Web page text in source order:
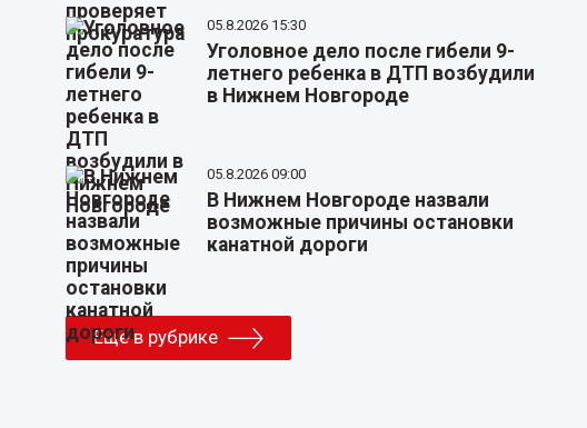
05.8.2026 15:30
Уголовное дело после гибели 9-
летнего ребенка в ДТП возбудили
в Нижнем Новгороде
05.8.2026 09:00
В Нижнем Новгороде назвали
возможные причины остановки
канатной дороги
Еще в рубрике